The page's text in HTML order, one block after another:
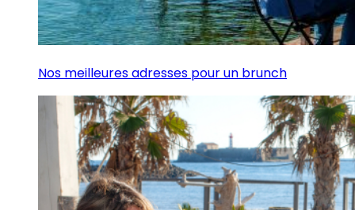
Nos meilleures adresses pour un brunch